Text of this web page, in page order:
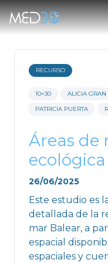
RECURSO
10×30 ALICIA GRAN
PATRICIA PUERTA
Áreas de
26/06/2025
Este estudio es
detallada de la
mar Balear, a
espacial
espaciales y